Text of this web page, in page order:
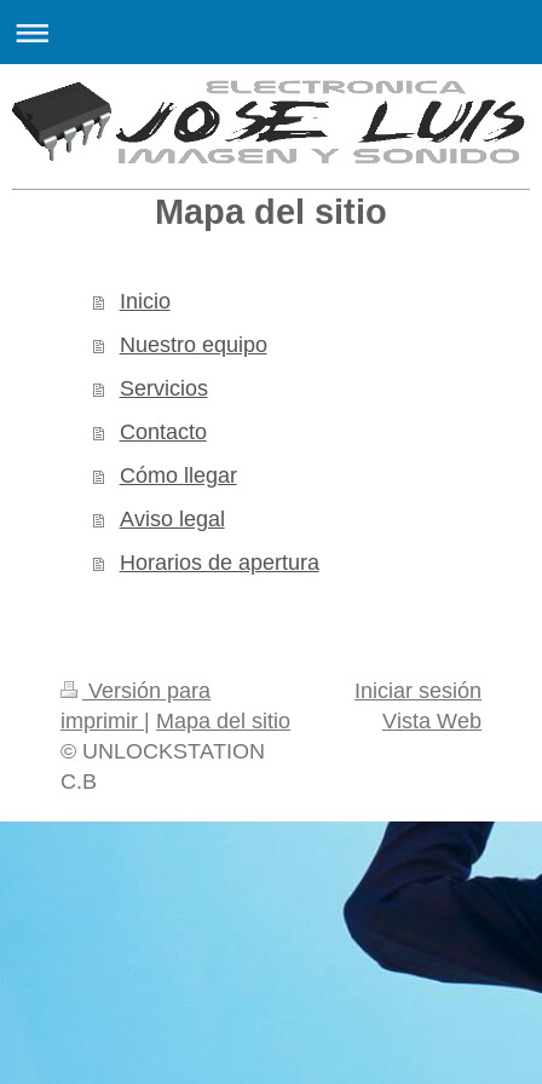
Mapa del sitio
Inicio
Nuestro equipo
Servicios
Contacto
Cómo llegar
Aviso legal
Horarios de apertura
Versión para
imprimir
Mapa del sitio
© UNLOCKSTATION
C.B
Iniciar sesión
Vista Web